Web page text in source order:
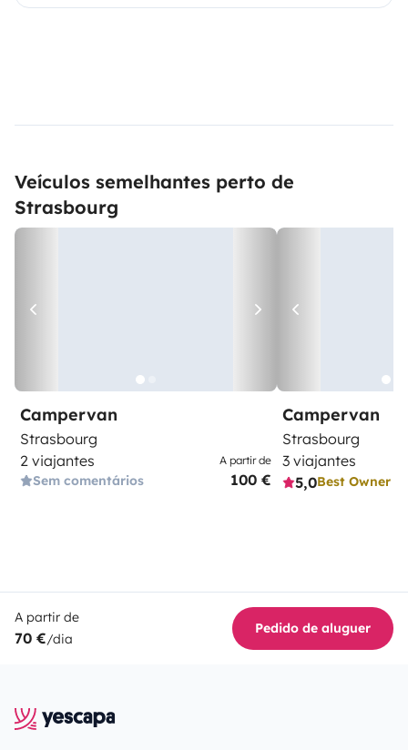
Veículos semelhantes perto de
Strasbourg
Campervan
Strasbourg
2 viajantes
Sem comentários
A partir de
100 €
Campervan
Strasbourg
3 viajantes
5,0Best Owner
A partir de
70 €/dia
Pedido de aluguer